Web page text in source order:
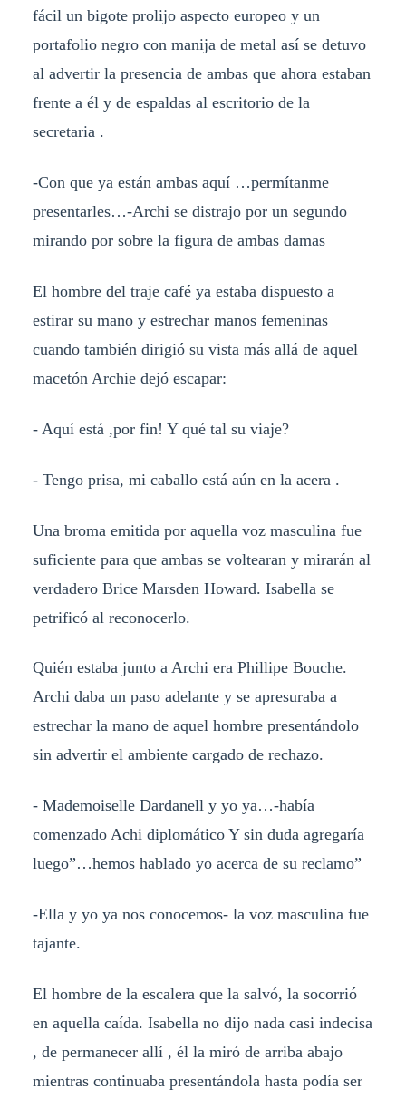
fácil un bigote prolijo aspecto europeo y un
portafolio negro con manija de metal así se detuvo
al advertir la presencia de ambas que ahora estaban
frente a él y de espaldas al escritorio de la
secretaria .
-Con que ya están ambas aquí …permítanme
presentarles…-Archi se distrajo por un segundo
mirando por sobre la figura de ambas damas
El hombre del traje café ya estaba dispuesto a
estirar su mano y estrechar manos femeninas
cuando también dirigió su vista más allá de aquel
macetón Archie dejó escapar:
- Aquí está ,por fin! Y qué tal su viaje?
- Tengo prisa, mi caballo está aún en la acera .
Una broma emitida por aquella voz masculina fue
suficiente para que ambas se voltearan y mirarán al
verdadero Brice Marsden Howard. Isabella se
petrificó al reconocerlo.
Quién estaba junto a Archi era Phillipe Bouche.
Archi daba un paso adelante y se apresuraba a
estrechar la mano de aquel hombre presentándolo
sin advertir el ambiente cargado de rechazo.
- Mademoiselle Dardanell y yo ya…-había
comenzado Achi diplomático Y sin duda agregaría
luego”…hemos hablado yo acerca de su reclamo”
-Ella y yo ya nos conocemos- la voz masculina fue
tajante.
El hombre de la escalera que la salvó, la socorrió
en aquella caída. Isabella no dijo nada casi indecisa
, de permanecer allí , él la miró de arriba abajo
mientras continuaba presentándola hasta podía ser